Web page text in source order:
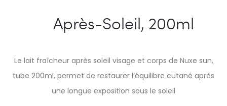
Après-Soleil, 200ml
Le lait fraîcheur après soleil visage et corps de Nuxe sun,
tube 200ml, permet de restaurer l’équilibre cutané après
une longue exposition sous le soleil